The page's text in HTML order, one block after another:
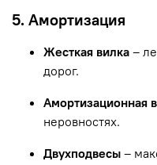
5. Амортизация
Жесткая вилка –
дорог.
Амортизационная
неровностях.
Двухподвесы –